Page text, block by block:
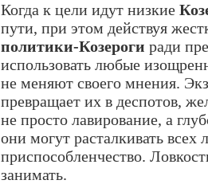
Когда к цели идут низкие
пути, при этом действуя
политики-Козероги ради
использовать любые
не меняют своего мнения.
превращает их в деспотов,
не просто лавирование, а
они могут расталкивать
приспособленчество.
занимать.